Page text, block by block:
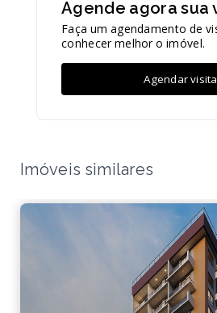
Agende agora sua
Faça um agendamento de
conhecer melhor o imóvel.
Agendar visita
Imóveis similares